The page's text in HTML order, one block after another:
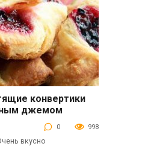
конвертики
джемом
0 998
вкусно